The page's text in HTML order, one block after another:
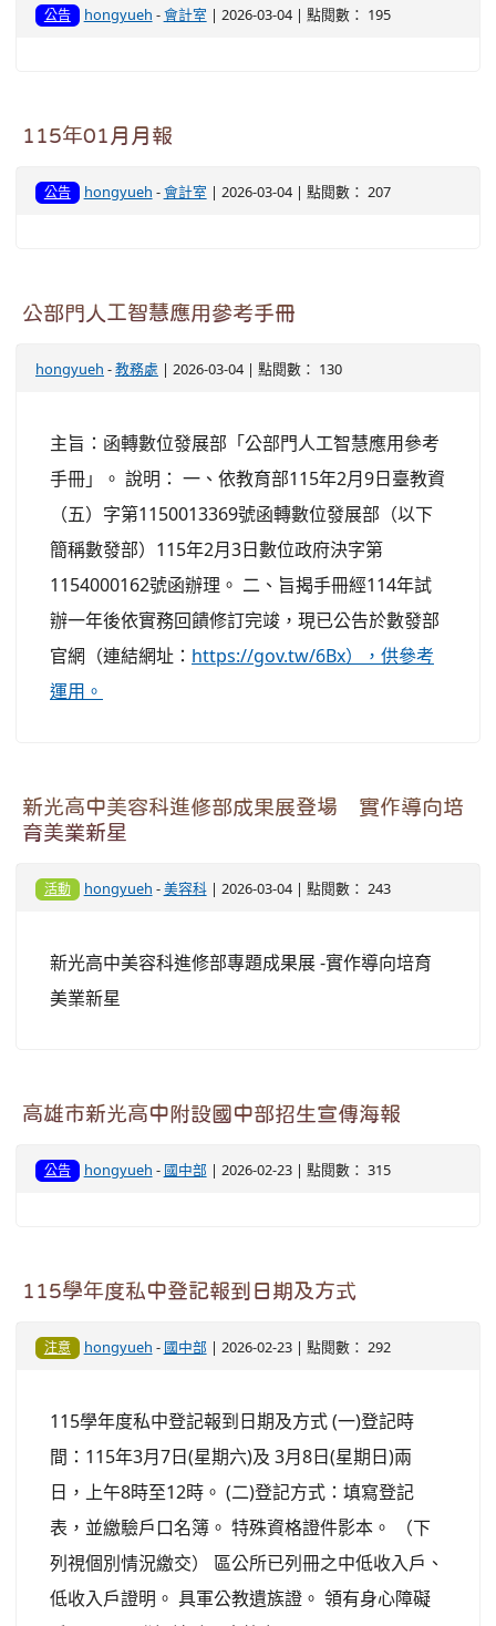
公告 hongyueh -會計室 | 2026-03-04 | 點閱數： 195
115年01月月報
公告 hongyueh -會計室 | 2026-03-04 | 點閱數： 207
公部門人工智慧應用參考手冊
hongyueh -教務處 | 2026-03-04 | 點閱數： 130
主旨：函轉數位發展部「公部門人工智慧應用參考
手冊」。 說明： 一、依教育部115年2月9日臺教資
（五）字第1150013369號函轉數位發展部（以下
簡稱數發部）115年2月3日數位政府決字第
1154000162號函辦理。 二、旨揭手冊經114年試
辦一年後依實務回饋修訂完竣，現已公告於數發部
官網（連結網址： https://gov.tw/6Bx），供參考
運用。
新光高中美容科進修部成果展登場 實作導向培
育美業新星
活動 hongyueh -美容科| 2026-03-04 | 點閱數： 243
新光高中美容科進修部專題成果展 -實作導向培育
美業新星
高雄市新光高中附設國中部招生宣傳海報
公告 hongyueh - 國中部 | 2026-02-23 | 點閱數： 315
115學年度私中登記報到日期及方式
注意 hongyueh - 國中部 | 2026-02-23 | 點閱數： 292
115學年度私中登記報到日期及方式 (一)登記時
間：115年3月7日(星期六)及 3月8日(星期日)兩
日，上午8時至12時。 (二)登記方式：填寫登記
表，並繳驗戶口名簿。 特殊資格證件影本。 （下
列視個別情況繳交） 區公所已列冊之中低收入戶、
低收入戶證明。 具軍公教遺族證。 領有身心障礙